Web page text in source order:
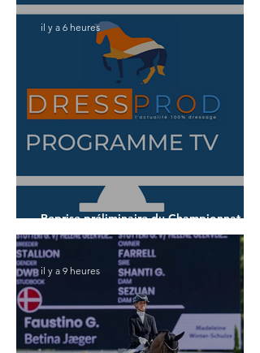
Reprise préliminaire du Championnat du
Monde des 5 ans
il y a 6 heures
il y a 9 heures